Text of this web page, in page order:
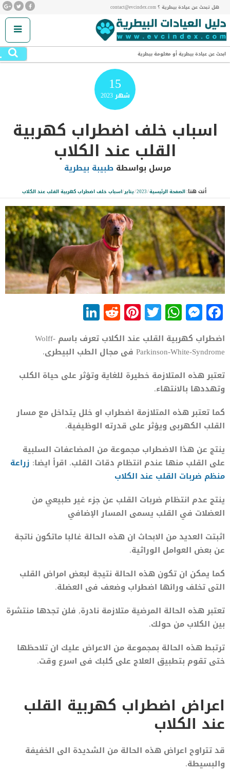
هل تبحث عن عيادة بيطرية ؟ contact@evcindex.com
ابحث عن عيادة بيطرية أو معلومة بيطرية
15
شهر2023
اسباب خلف اضطراب كهربية
القلب عند الكلاب
مرسل بواسطة طبيبة بيطرية
أنت هنا:الصفحة الرئيسية/
2023
/يناير/اسباب خلف اضطراب كهربية القلب عند الكلاب
Facebook
Messenger
WhatsApp
Twitter
Pinterest
Reddit
اضطراب كهربية القلب عند الكلاب تعرف باسم Wolff-
Parkinson-White-Syndrome فى مجال الطب البيطرى.
تعتبر هذه المتلازمة خطيرة للغاية وتؤثر على حياة الكلب
وتهددها بالانتهاء.
كما تعتبر هذه المتلازمة اضطراب او خلل يتداخل مع مسار
القلب الكهربى ويؤثر على قدرته الوظيفية.
ينتج عن هذا الاضطراب مجموعة من المضاعفات السلبية
على القلب منها عندم انتظام دقات القلب. اقرأ ايضا: زراعة
منظم ضربات القلب عند الكلاب
ينتج عدم انتظام ضربات القلب عن جزء غير طبيعي من
العضلات في القلب يسمى المسار الإضافي
اثبتت العديد من الابحاث ان هذه الحالة غالبا ماتكون ناتجة
عن بعض العوامل الوراثية.
كما يمكن ان تكون هذه الحالة نتيجة لبعض امراض القلب
التى تخلف ورائها اضطراب وضعف فى العضلة.
تعتبر هذه الحالة المرضية متلازمة نادرة, فلن تجدها منتشرة
بين الكلاب من حولك.
ترتبط هذه الحالة بمجموعة من الاعراض عليك ان تلاحظها
ختى تقوم بتطبيق العلاج على كلبك فى اسرع وقت.
اعراض اضطراب كهربية القلب
عند الكلاب
قد تتراوح اعراض هذه الحالة من الشديدة الى الخفيفة
والبسيطة.